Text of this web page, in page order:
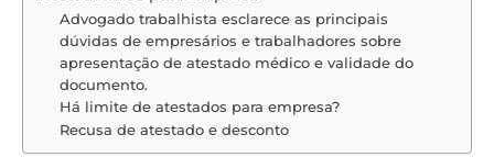
Advogado trabalhista esclarece as principais
dúvidas de empresários e trabalhadores sobre
apresentação de atestado médico e validade do
documento.
Há limite de atestados para empresa?
Recusa de atestado e desconto